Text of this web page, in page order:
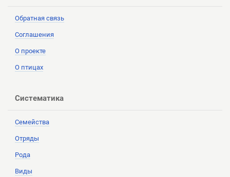
Обратная связь
Соглашения
О проекте
О птицах
Систематика
Семейства
Отряды
Рода
Виды